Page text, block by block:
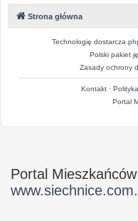
Strona główna
Technologię dostarcza
Polski pakiet
Zasady ochrony
Kontakt·
Portal
Portal